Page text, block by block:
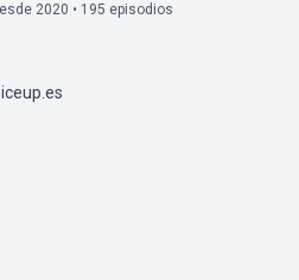
2020 • 195 episodios